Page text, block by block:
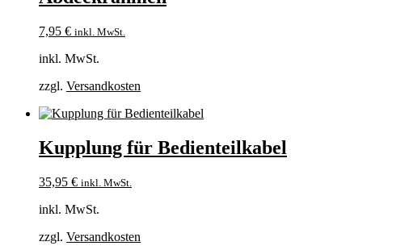
7,95 € inkl. MwSt.
inkl. MwSt.
zzgl. Versandkosten
Kupplung für Bedienteilkabel
35,95 € inkl. MwSt.
inkl. MwSt.
zzgl. Versandkosten